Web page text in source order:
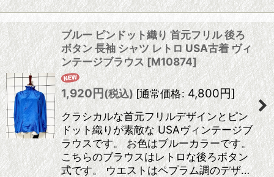
ブルー ピンドット織り 首元フリル 後ろ
ボタン 長袖 シャツ レトロ USA古着 ヴィ
ンテージブラウス[M10874]
1,920円(税込) [通常価格: 4,800円]
クラシカルな首元フリルデザインとピン
ドット織りが素敵な USAヴィンテージブ
ラウスです。 お色はブルーカラーです。
こちらのブラウスはレトロな後ろボタン
式です。 ウエストはペプラム調のデザ…